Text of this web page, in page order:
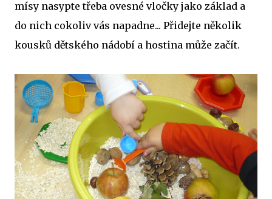
mísy nasypte třeba ovesné vločky jako základ a
do nich cokoliv vás napadne... Přidejte několik
kousků dětského nádobí a hostina může začít.